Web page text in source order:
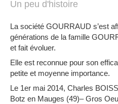
Un peu d'histoire
La société GOURRAUD s’est
générations de la famille
et fait évoluer.
Elle est reconnue pour son
petite et moyenne importance.
Le 1er mai 2014, Charles
Botz en Mauges (49)– Gros